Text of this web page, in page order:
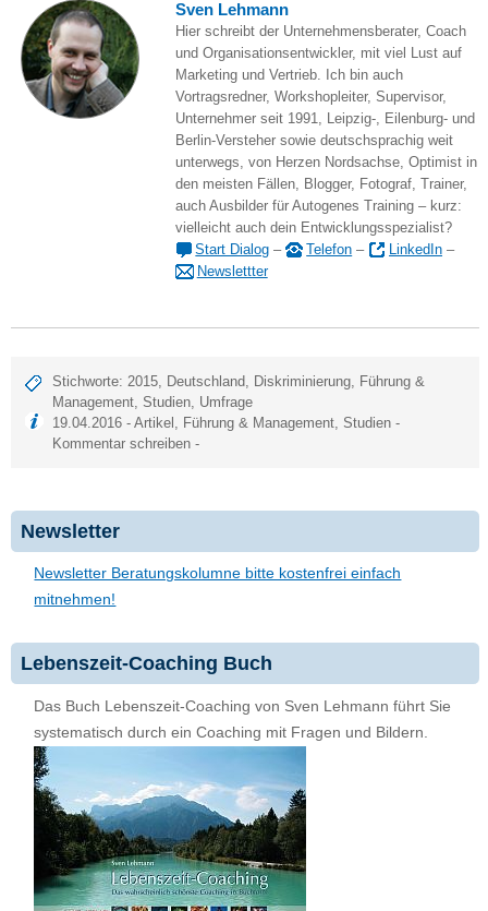
Sven Lehmann
Hier schreibt der Unternehmensberater, Coach
und Organisationsentwickler, mit viel Lust auf
Marketing und Vertrieb. Ich bin auch
Vortragsredner, Workshopleiter, Supervisor,
Unternehmer seit 1991, Leipzig-, Eilenburg- und
Berlin-Versteher sowie deutschsprachig weit
unterwegs, von Herzen Nordsachse, Optimist in
den meisten Fällen, Blogger, Fotograf, Trainer,
auch Ausbilder für Autogenes Training – kurz:
vielleicht auch dein Entwicklungsspezialist?
Start Dialog – Telefon – LinkedIn –
Newslettter
Stichworte:2015, Deutschland, Diskriminierung, Führung &
Management,Studien, Umfrage
19.04.2016 -Artikel , Führung & Management,Studien -
Kommentar schreiben -
Newsletter
Newsletter Beratungskolumne bitte kostenfrei einfach
mitnehmen!
Lebenszeit-Coaching Buch
Das Buch Lebenszeit-Coaching von Sven Lehmann führt Sie
systematisch durch ein Coaching mit Fragen und Bildern.